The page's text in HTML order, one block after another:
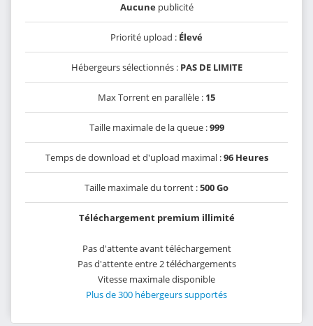
Aucunepublicité
Priorité upload : Élevé
Hébergeurs sélectionnés : PAS DE LIMITE
Max Torrent en parallèle : 15
Taille maximale de la queue :999
Temps de download et d'upload maximal :96 Heures
Taille maximale du torrent :500 Go
Téléchargement premium illimité
Pas d'attente avant téléchargement
Pas d'attente entre 2 téléchargements
Vitesse maximale disponible
Plus de 300 hébergeurs supportés